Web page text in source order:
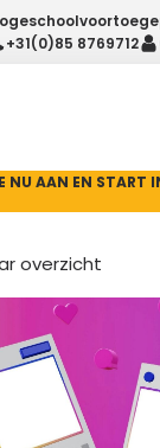
+31(0)85 8769712
NU AAN EN START
overzicht